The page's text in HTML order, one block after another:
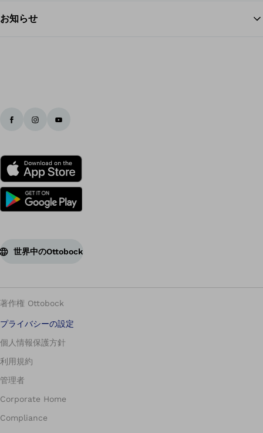
お知らせ
世界中のOttobock
著作権 Ottobock
プライバシーの設定
個人情報保護方針
利用規約
管理者
Corporate Home
Compliance